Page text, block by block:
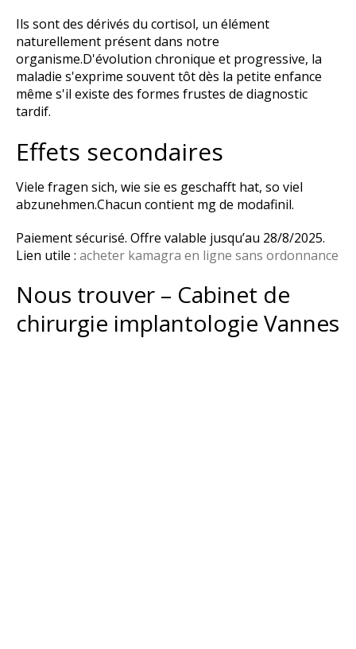
Ils sont des dérivés du cortisol, un élément
naturellement présent dans notre
organisme.D'évolution chronique et progressive, la
maladie s'exprime souvent tôt dès la petite enfance
même s'il existe des formes frustes de diagnostic
tardif.
Effets secondaires
Viele fragen sich, wie sie es geschafft hat, so viel
abzunehmen.Chacun contient mg de modafinil.
Paiement sécurisé. Offre valable jusqu’au 28/8/2025.
Lien utile : acheter kamagra en ligne sans ordonnance
Nous trouver – Cabinet de
chirurgie implantologie Vannes